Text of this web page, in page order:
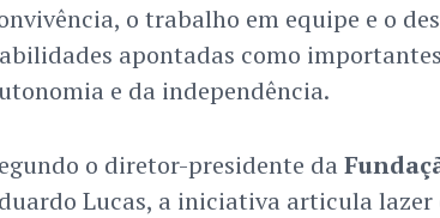
o trabalho em equipe e o
apontadas como
e da independência.
o diretor-presidente da
Lucas, a iniciativa articula lazer